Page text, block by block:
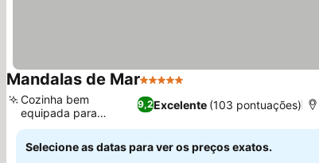
Mandalas de Mar5 Estrelas
9,2Excelente (103 pontuações)
Cozinha bem
equipada para
refeições
Selecione as datas para ver os preços exatos.